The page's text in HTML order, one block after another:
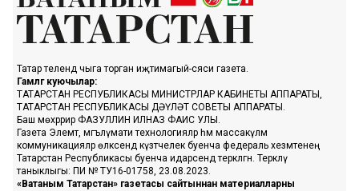
Татар телендә чыга торган иҗтимагый-сәяси газета.
Гамәлгә куючылар:
ТАТАРСТАН РЕСПУБЛИКАСЫ МИНИСТРЛАР КАБИНЕТЫ АППАРАТЫ,
ТАТАРСТАН РЕСПУБЛИКАСЫ ДӘҮЛӘТ СОВЕТЫ АППАРАТЫ.
Баш мөхәррир ФАЗУЛЛИН ИЛНАЗ ФАИС УЛЫ.
Газета Элемтә, мәгълүмати технологияләр һәм массакүләм
коммуникацияләр өлкәсендә күзәтчелек буенча федераль хезмәтенең
Татарстан Республикасы буенча идарәсендә теркәлгән. Теркәлү
таныклыгы: ПИ № ТУ16-01758, 23.08.2023.
«Ватаным Татарстан» газетасы сайтыннан материалларны